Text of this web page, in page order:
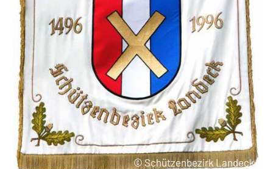
© Schützenbezirk Landeck